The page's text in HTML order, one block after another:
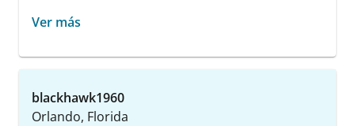
Ver más
blackhawk1960
Orlando, Florida